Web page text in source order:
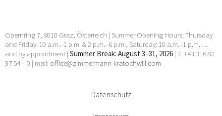
Opernring 7, 8010 Graz, Österreich | Summer Opening Hours: Thursday
and Friday: 10 a.m.–1 p.m. & 2 p.m.–6 p.m., Saturday: 10 a.m.–1 p.m. …
and by appointment | Summer Break: August 3–31, 2026 | T: +43 316 82
37 54 – 0 | mail: office@zimmermann-kratochwill.com
Datenschutz